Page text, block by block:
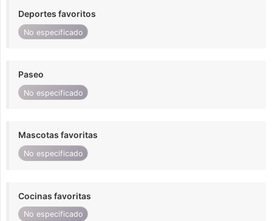
Deportes favoritos
No especificado
Paseo
No especificado
Mascotas favoritas
No especificado
Cocinas favoritas
No especificado